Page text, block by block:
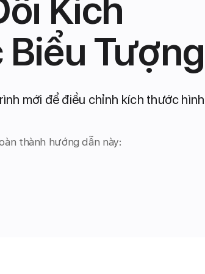
Kích
Tượng
mới để điều chỉnh kích thước hình
thành hướng dẫn này: